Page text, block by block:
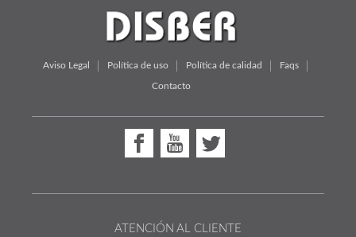
Aviso Legal Política de uso Política de calidad Faqs
Contacto
ATENCIÓN AL CLIENTE